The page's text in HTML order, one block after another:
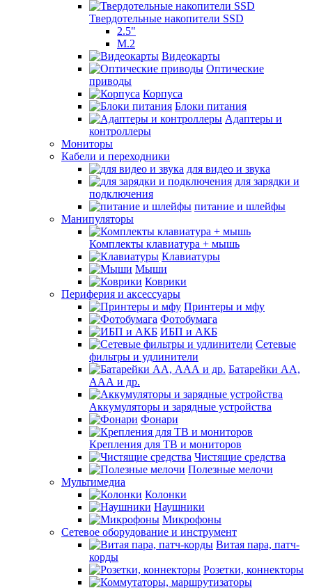
Твердотельные накопители SSD
2.5"
M.2
Видеокарты
Оптические
приводы
Корпуса
Блоки питания
Адаптеры и
контроллеры
Мониторы
Кабели и переходники
для видео и звука
для зарядки и
подключения
питание и шлейфы
Манипуляторы
Комплекты клавиатура + мышь
Клавиатуры
Мыши
Коврики
Периферия и аксессуары
Принтеры и мфу
Фотобумага
ИБП и АКБ
Сетевые
фильтры и удлинители
Батарейки АА,
ААА и др.
Аккумуляторы и зарядные устройства
Фонари
Крепления для ТВ и мониторов
Чистящие средства
Полезные мелочи
Мультимедиа
Колонки
Наушники
Микрофоны
Сетевое оборудование и инструмент
Витая пара, патч-
корды
Розетки, коннекторы